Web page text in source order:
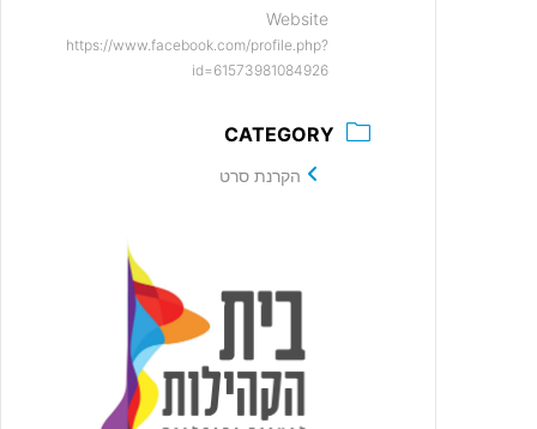
Website
https://www.facebook.com/profile.php?
id=61573981084926
CATEGORY
הקרנת סרט